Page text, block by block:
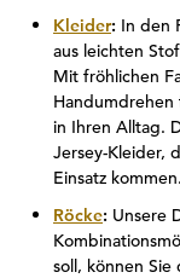
Kleider: In den
aus leichten
Mit fröhlichen
in Ihren Alltag.
Jersey-Kleider,
Einsatz kommen.
Röcke: Unsere
soll, können Sie